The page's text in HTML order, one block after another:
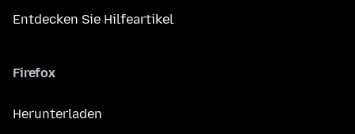
Entdecken Sie Hilfeartikel
Firefox
Herunterladen